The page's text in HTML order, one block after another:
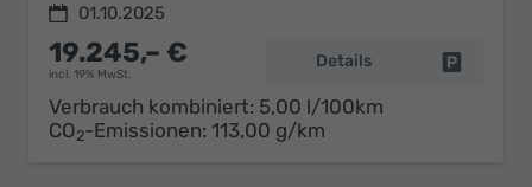
01.10.2025
19.245,– €
incl. 19% MwSt.
Details
Verbrauch kombiniert: 5,00 l/100km
CO2-Emissionen: 113,00 g/km